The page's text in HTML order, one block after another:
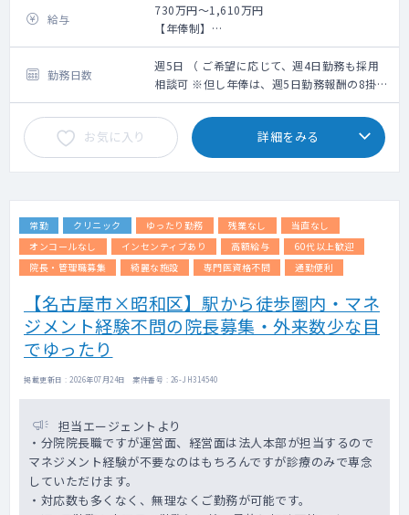
・健診の内科診察
※業務内容に婦人科健診及び、読影は含まれ
ません
※業務内容に、乳房触診は含まれておりませ
ん。
・電子カルテ有（メーカー：ソフトウエアサ
ービス）
・オーダーリング有（メーカー：ソフトウエ
ンズ）
給与
730万円～1,610万円
【年俸制】
週5日勤務：730～1,610万(ご経験6年～30年
の場合)
＜モデル給与＞
※ご経験6年目の場合730万円、ご経験10年目
の場合1,040万円、ご経験20年目の場合
1,330万円、ご経験30年目の場合1,610万円
※但し、スキル等に応じてこの限りではない
※上記年俸幅は、採用面談での人物評価、業
勤務日数
週5日 （ ご希望に応じて、週4日勤務も採用
相談可 ※但し年俸は、週5日勤務報酬の8掛計
算となります ）
お気に入り 詳細をみる
常勤 クリニック ゆったり勤務 残業なし
当直なし
オンコールなし
インセンティブあり 高額給与
60代以上歓迎
院長・管理職募集
綺麗な施設 専門医資格不問 通勤便利
【名古屋市×昭和区】駅から徒歩圏内・マネ
ジメント経験不問の院長募集・外来数少な目
でゆったり
掲載更新日 : 2026年07月24日 案件番号 : 26-JH314540
担当エージェントより
・分院院長職ですが運営面、経営面は法人本部が担当するので
マネジメント経験が不要なのはもちろんですが診療のみで専念
していただけます。
・対応数も多くなく、無理なくご勤務が可能です。